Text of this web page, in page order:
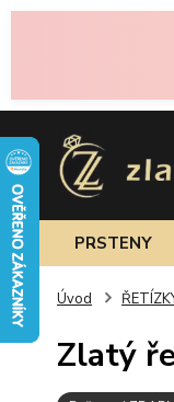
PRSTENY
Úvod
Zlatý